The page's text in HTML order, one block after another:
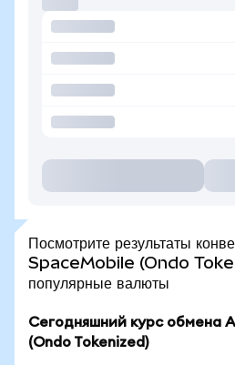
Посмотрите результаты
SpaceMobile (Ondo
популярные валюты
Сегодняшний курс обмена
(Ondo Tokenized)